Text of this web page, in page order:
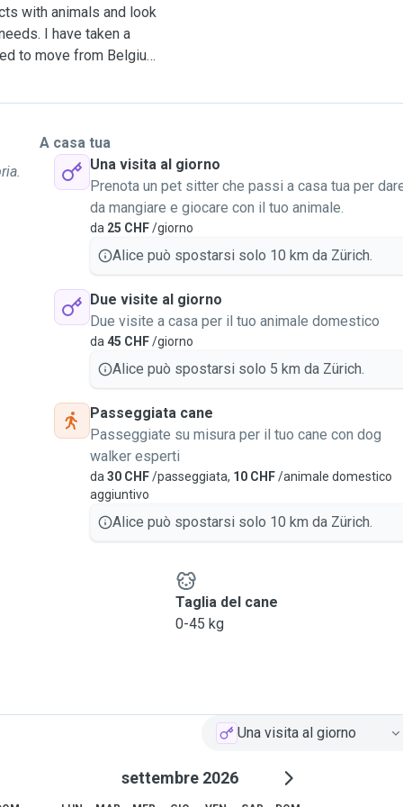
with animals and look
I have taken a
to move from Belgium,
always maintain a
own home or walking
, ensure that special
training or simply offer
as a sitter as well, and a lot
rest assured that
mind when overseeing
pet company, but let
feeding, providing
exercise are my
with your pet to
way, this way they
favorite toys or way
(also open to
pet's favorite
of or any kind of
my best to adapt to
I will make sure to
over time in a stress
A casa tua
Una visita al giorno
Prenota un pet sitter che passi a casa tua per
da mangiare e giocare con il tuo animale.
da 25 CHF/giorno
Alice può spostarsi solo 10 km da Zürich.
Due visite al giorno
Due visite a casa per il tuo animale domestico
da 45 CHF/giorno
Alice può spostarsi solo 5 km da Zürich.
Passeggiata cane
Passeggiate su misura per il tuo cane con dog
walker esperti
da 30 CHF/passeggiata, 10 CHF/animale domestico
aggiuntivo
Alice può spostarsi solo 10 km da Zürich.
Taglia del cane
0-45 kg
Una visita al giorno
settembre 2026